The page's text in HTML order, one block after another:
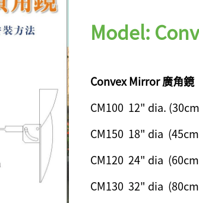
Model:
Convex Mirror 廣角鏡
CM100 12" dia.
CM150 18" dia
CM120 24" dia
CM130 32" dia